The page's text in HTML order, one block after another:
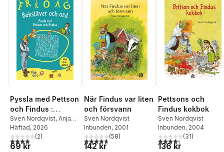
Pyssla med Pettson
och Findus :
bokstäver och ord
med klistermärken
Sven Nordqvist, Anja
Eriksson
Häftad, 2026
4,0utav 5 stjärnor. Totalt antal röster:
(2)
69 kr
När Findus var liten
och försvann
Sven Nordqvist
Inbunden, 2001
4,7utav 5 stjärnor. Totalt antal röster:
(58)
142 kr
Pettsons och
Findus kokbok
Sven Nordqvist
Inbunden, 2004
4,3utav 5 stjärnor.
(31)
136 kr